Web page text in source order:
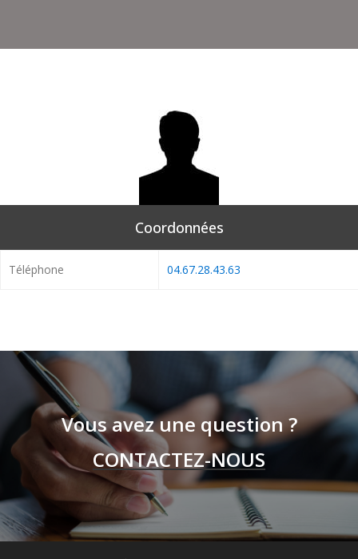
Coordonnées
Téléphone 04.67.28.43.63
Vous avez une question ?
CONTACTEZ-NOUS